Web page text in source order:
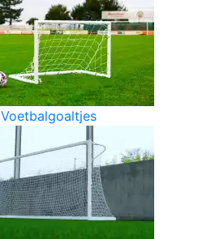
Voetbalgoaltjes